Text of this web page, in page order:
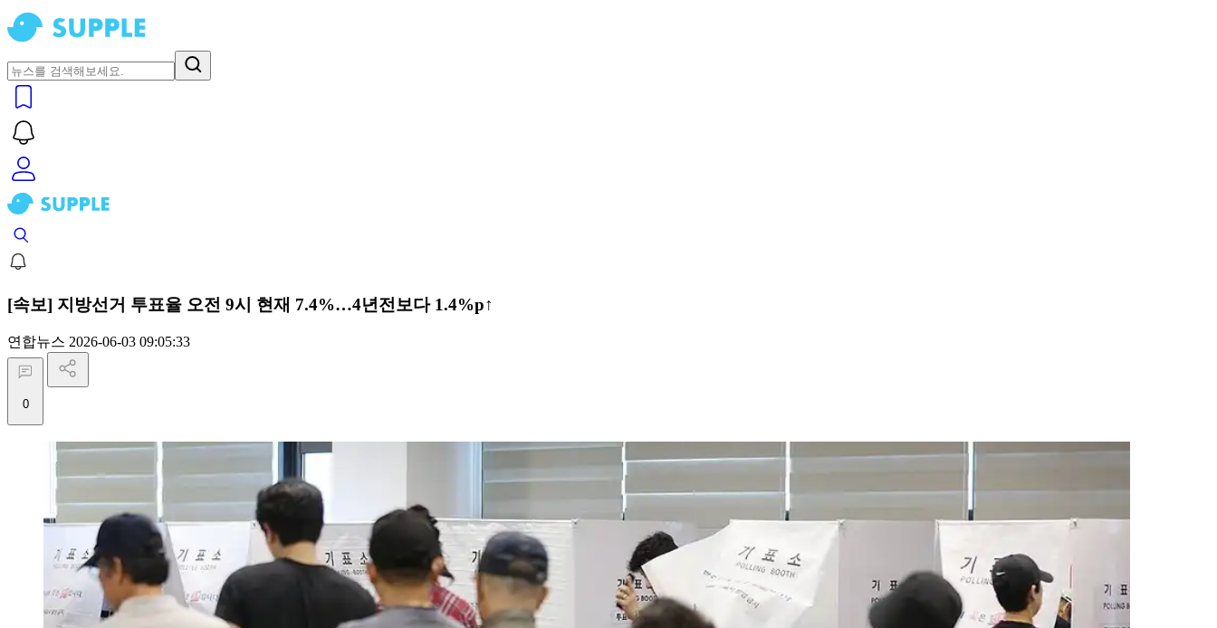
[속보] 지방선거 투표율 오전 9시 현재 7.4%…4년전보다 1.4%p↑
연합뉴스 2026-06-03 09:05:33
0